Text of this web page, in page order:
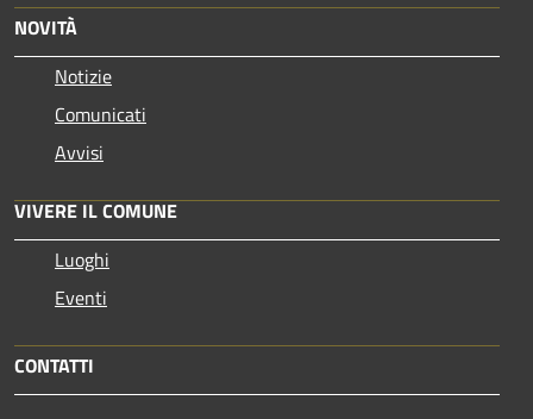
NOVITÀ
Notizie
Comunicati
Avvisi
VIVERE IL COMUNE
Luoghi
Eventi
CONTATTI